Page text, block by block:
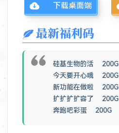
下载桌面端
最新福利码
硅基生物的活 200G
今天要开心哦 200G
新功能在做啦 200G
扩扩扩扩容了 200G
奔跑吧彩蛋 200G